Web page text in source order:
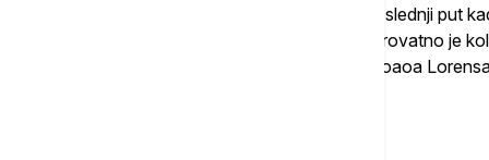
kažem posebnu čast, ne biste verovali, poslednji put
je bilo pre 49 godina, 1977. godine. I neverovatno je
mnogo poziva uspeo danas da ugostim Žoaoa